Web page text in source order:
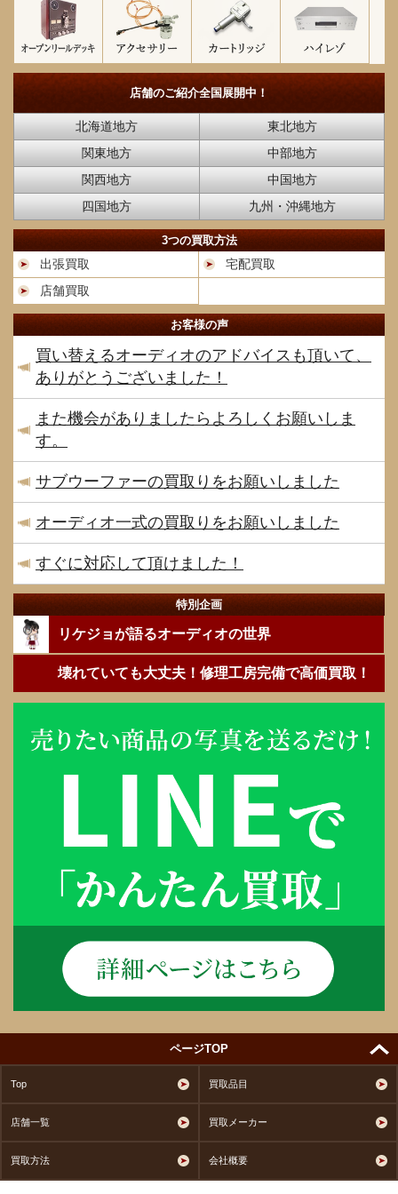
店舗のご紹介全国展開中！
北海道地方
東北地方
関東地方
中部地方
関西地方
中国地方
四国地方
九州・沖縄地方
3つの買取方法
出張買取
宅配買取
店舗買取
お客様の声
買い替えるオーディオのアドバイスも頂いて、
ありがとうございました！
また機会がありましたらよろしくお願いしま
す。
サブウーファーの買取りをお願いしました
オーディオ一式の買取りをお願いしました
すぐに対応して頂けました！
特別企画
リケジョが語るオーディオの世界
壊れていても大丈夫！修理工房完備で高価買取！
ページTOP
Top 買取品目
店舗一覧 買取メーカー
買取方法 会社概要